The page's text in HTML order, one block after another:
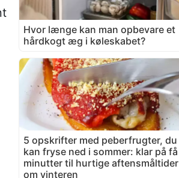
Hvor længe kan man opbevare et
hårdkogt æg i køleskabet?
5 opskrifter med peberfrugter, du
kan fryse ned i sommer: klar på få
minutter til hurtige aftensmåltider
om vinteren